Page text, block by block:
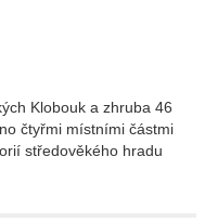
Klobouk a zhruba 46
čtyřmi místními částmi
středověkého hradu